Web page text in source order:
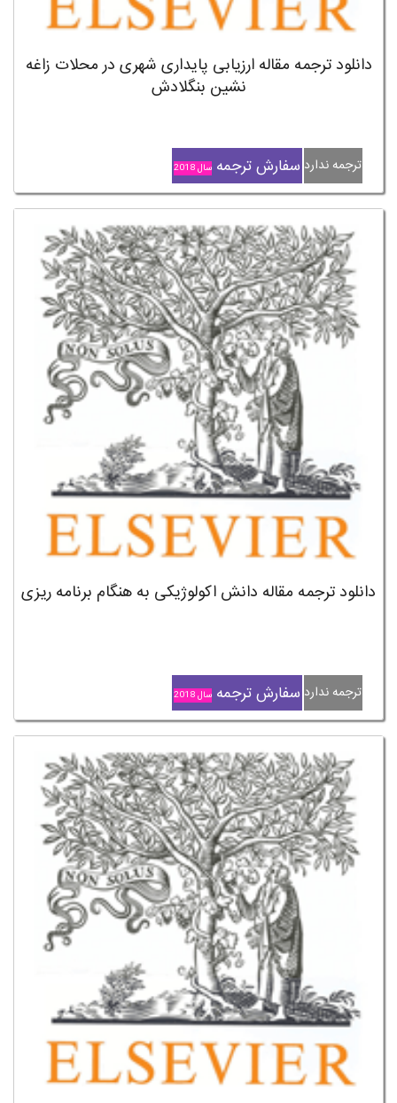
دانلود ترجمه مقاله ارزیابی پایداری شهری در محلات زاغه
نشین بنگلادش
ترجمه ندارد سفارش ترجمه سال 2018
دانلود ترجمه مقاله دانش اکولوژیکی به هنگام برنامه ریزی
ترجمه ندارد سفارش ترجمه سال 2018